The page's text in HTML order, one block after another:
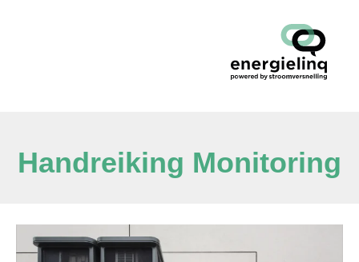
Handreiking Monitoring